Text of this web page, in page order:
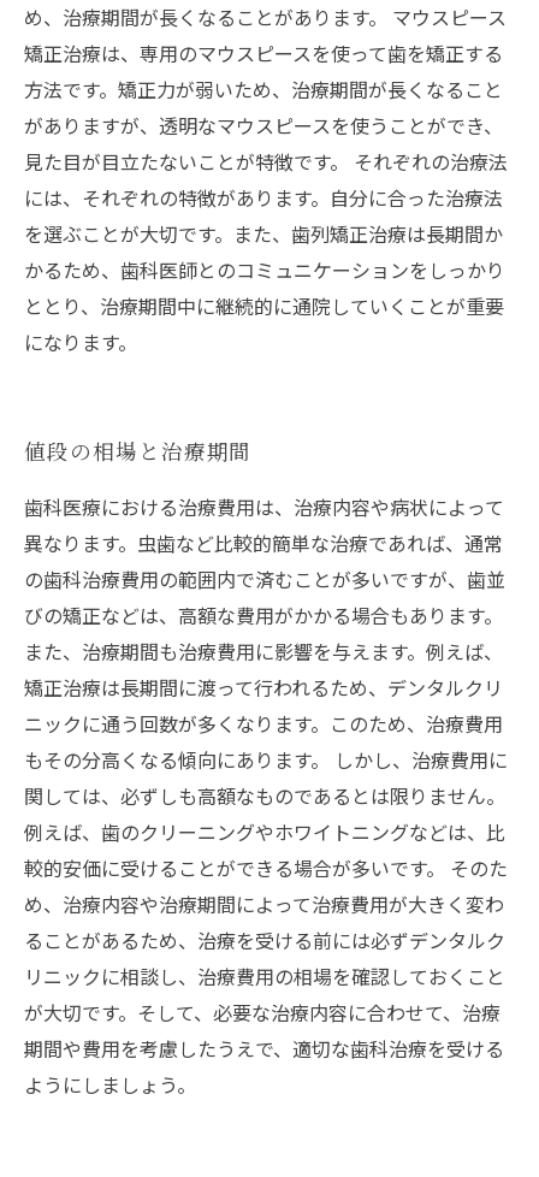
め、治療期間が長くなることがあります。 マウスピース
矯正治療は、専用のマウスピースを使って歯を矯正する
方法です。矯正力が弱いため、治療期間が長くなること
がありますが、透明なマウスピースを使うことができ、
見た目が目立たないことが特徴です。 それぞれの治療法
には、それぞれの特徴があります。自分に合った治療法
を選ぶことが大切です。また、歯列矯正治療は長期間か
かるため、歯科医師とのコミュニケーションをしっかり
ととり、治療期間中に継続的に通院していくことが重要
になります。
値段の相場と治療期間
歯科医療における治療費用は、治療内容や病状によって
異なります。虫歯など比較的簡単な治療であれば、通常
の歯科治療費用の範囲内で済むことが多いですが、歯並
びの矯正などは、高額な費用がかかる場合もあります。
また、治療期間も治療費用に影響を与えます。例えば、
矯正治療は長期間に渡って行われるため、デンタルクリ
ニックに通う回数が多くなります。このため、治療費用
もその分高くなる傾向にあります。 しかし、治療費用に
関しては、必ずしも高額なものであるとは限りません。
例えば、歯のクリーニングやホワイトニングなどは、比
較的安価に受けることができる場合が多いです。 そのた
め、治療内容や治療期間によって治療費用が大きく変わ
ることがあるため、治療を受ける前には必ずデンタルク
リニックに相談し、治療費用の相場を確認しておくこと
が大切です。そして、必要な治療内容に合わせて、治療
期間や費用を考慮したうえで、適切な歯科治療を受ける
ようにしましょう。